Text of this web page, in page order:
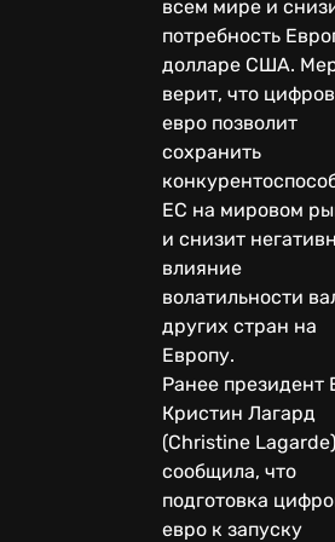
всем мире и
потребность
долларе США.
верит, что
евро позволит
сохранить
ЕС на мировом
и снизит
влияние
волатильности
других стран на
Европу.
Ранее президент
Кристин Лагард
(Christine Lagarde)
сообщила, что
подготовка
евро к запуску